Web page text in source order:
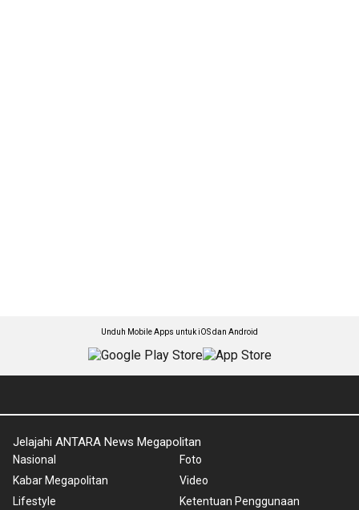
Unduh Mobile Apps untuk iOS dan Android
Jelajahi ANTARA News Megapolitan
Nasional
Kabar Megapolitan
Lifestyle
Foto
Video
Ketentuan Penggunaan